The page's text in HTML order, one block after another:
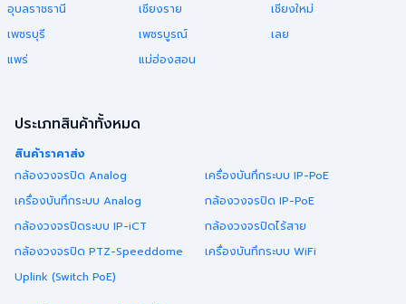
อุบลราชธานี
เชียงราย
เชียงใหม่
เพชรบุรี
เพชรบูรณ์
เลย
แพร่
แม่ฮ่องสอน
ประเภทสินค้าทั้งหมด
สินค้าราคาส่ง
กล้องวงจรปิด Analog
เครื่องบันทึกระบบ IP-PoE
เครื่องบันทึกระบบ Analog
กล้องวงจรปิด IP-PoE
กล้องวงจรปิดระบบ IP-iCT
กล้องวงจรปิดไร้สาย
กล้องวงจรปิด PTZ-Speeddome
เครื่องบันทึกระบบ WiFi
Uplink (Switch PoE)